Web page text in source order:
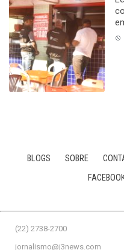
BLOGS SOBRE
(22) 2738-2700
jornalismo@j3news.com